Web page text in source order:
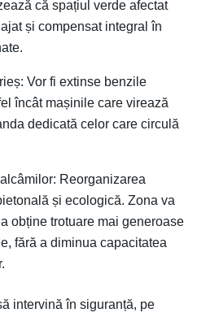
că spațiul verde afectat
și compensat integral în
Vor fi extinse benzile
încât mașinile care virează
dedicată celor care circulă
Reorganizarea
și ecologică. Zona va
obține trotuare mai generoase
fără a diminua capacitatea
intervină în siguranță, pe